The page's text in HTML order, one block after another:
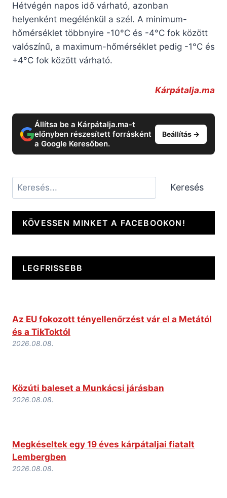
Hétvégén napos idő várható, azonban
helyenként megélénkül a szél. A minimum-
hőmérséklet többnyire -10°C és -4°C fok között
valószínű, a maximum-hőmérséklet pedig -1°C és
+4°C fok között várható.
Kárpátalja.ma
Állítsa be a Kárpátalja.ma-t
előnyben részesített forrásként
a Google Keresőben.
Beállítás →
Keresés Keresés
KÖVESSEN MINKET A FACEBOOKON!
LEGFRISSEBB
Az EU fokozott tényellenőrzést vár el a Metától
és a TikToktól
2026.08.08.
Közúti baleset a Munkácsi járásban
2026.08.08.
Megkéseltek egy 19 éves kárpátaljai fiatalt
Lembergben
2026.08.08.